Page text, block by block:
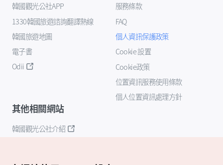
韓國觀光公社APP
1330韓國旅遊諮詢翻譯熱線
韓國旅遊地圖
電子書
Odii
服務條款
FAQ
個人資訊保護政策
Cookie 設置
Cookie政策
位置資訊服務使用條款
個人位置資訊處理方針
其他相關網站
韓國觀光公社介紹